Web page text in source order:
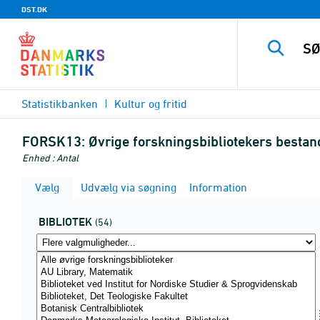
DST.DK
Statistikbanken Kultur og fritid
FORSK13: Øvrige forskningsbibliotekers
Enhed : Antal
Vælg Udvælg via søgning Information
BIBLIOTEK (54)